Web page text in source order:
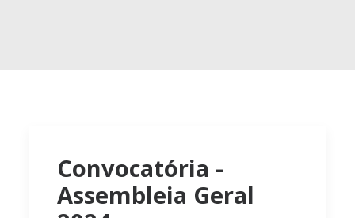
Convocatória -
Assembleia Geral